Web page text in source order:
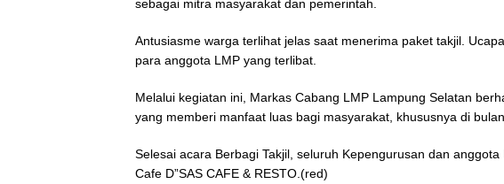
sebagai mitra masyarakat dan pemerintah.
Antusiasme warga terlihat jelas saat menerima paket takjil.
para anggota LMP yang terlibat.
Melalui kegiatan ini, Markas Cabang LMP Lampung Selatan
yang memberi manfaat luas bagi masyarakat, khususnya di
Selesai acara Berbagi Takjil, seluruh Kepengurusan dan
Cafe D”SAS CAFE & RESTO.(red)